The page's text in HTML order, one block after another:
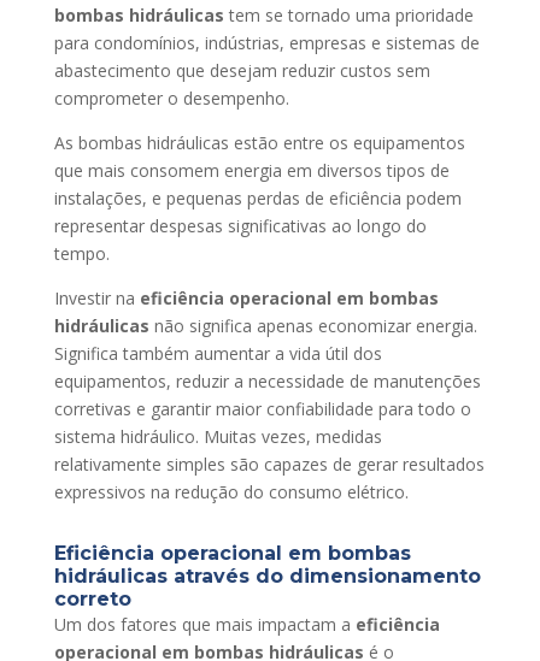
bombas hidráulicas tem se tornado uma prioridade
para condomínios, indústrias, empresas e sistemas de
abastecimento que desejam reduzir custos sem
comprometer o desempenho.
As bombas hidráulicas estão entre os equipamentos
que mais consomem energia em diversos tipos de
instalações, e pequenas perdas de eficiência podem
representar despesas significativas ao longo do
tempo.
Investir na eficiência operacional em bombas
hidráulicas não significa apenas economizar energia.
Significa também aumentar a vida útil dos
equipamentos, reduzir a necessidade de manutenções
corretivas e garantir maior confiabilidade para todo o
sistema hidráulico. Muitas vezes, medidas
relativamente simples são capazes de gerar resultados
expressivos na redução do consumo elétrico.
Eficiência operacional em bombas
hidráulicas através do dimensionamento
correto
Um dos fatores que mais impactam a eficiência
operacional em bombas hidráulicas é o